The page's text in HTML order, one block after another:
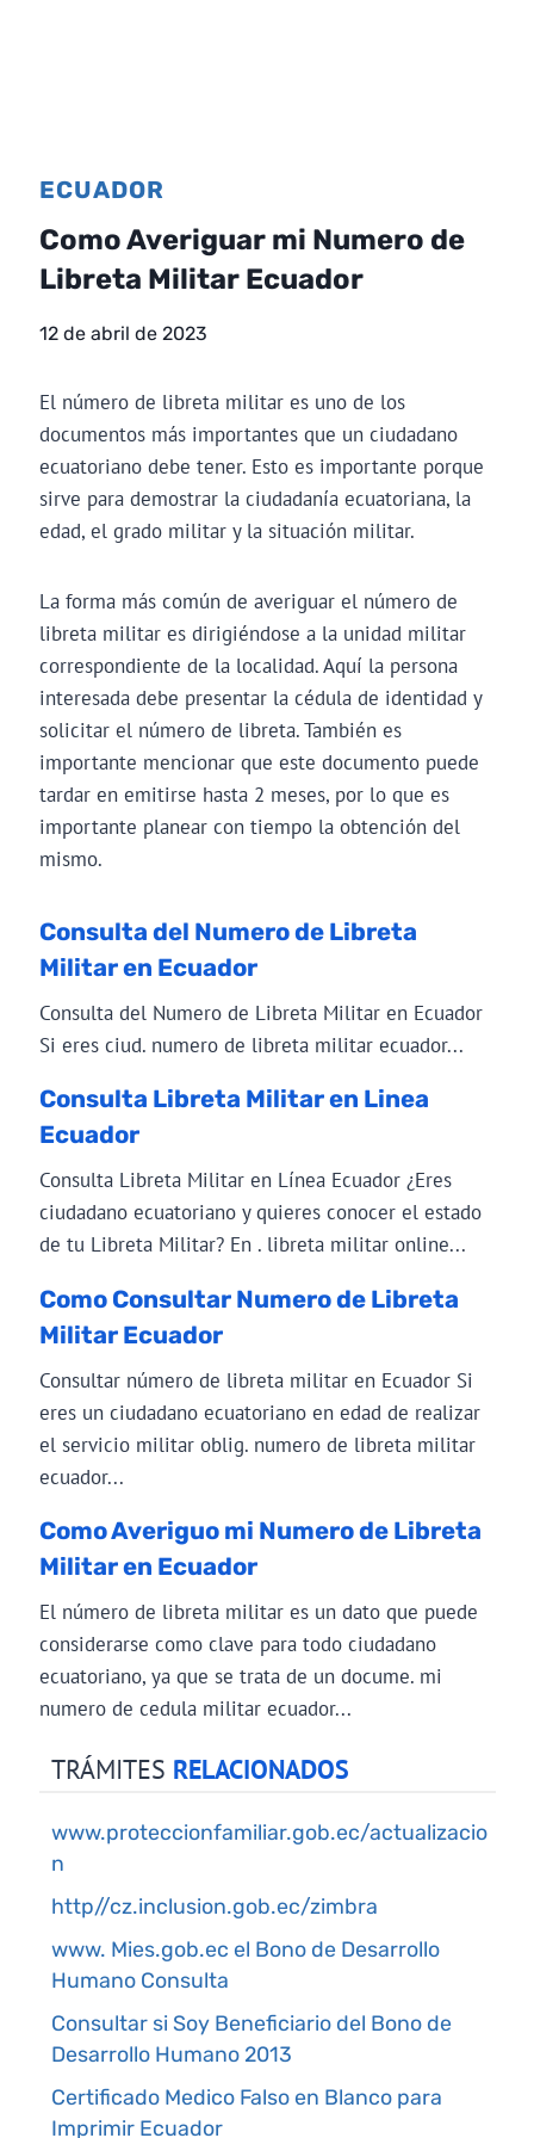
ECUADOR
Como Averiguar mi Numero de
Libreta Militar Ecuador
12 de abril de 2023
El número de libreta militar es uno de los
documentos más importantes que un ciudadano
ecuatoriano debe tener. Esto es importante porque
sirve para demostrar la ciudadanía ecuatoriana, la
edad, el grado militar y la situación militar.
La forma más común de averiguar el número de
libreta militar es dirigiéndose a la unidad militar
correspondiente de la localidad. Aquí la persona
interesada debe presentar la cédula de identidad y
solicitar el número de libreta. También es
importante mencionar que este documento puede
tardar en emitirse hasta 2 meses, por lo que es
importante planear con tiempo la obtención del
mismo.
Consulta del Numero de Libreta
Militar en Ecuador
Consulta del Numero de Libreta Militar en Ecuador
Si eres ciud. numero de libreta militar ecuador...
Consulta Libreta Militar en Linea
Ecuador
Consulta Libreta Militar en Línea Ecuador ¿Eres
ciudadano ecuatoriano y quieres conocer el estado
de tu Libreta Militar? En . libreta militar online...
Como Consultar Numero de Libreta
Militar Ecuador
Consultar número de libreta militar en Ecuador Si
eres un ciudadano ecuatoriano en edad de realizar
el servicio militar oblig. numero de libreta militar
ecuador...
Como Averiguo mi Numero de Libreta
Militar en Ecuador
El número de libreta militar es un dato que puede
considerarse como clave para todo ciudadano
ecuatoriano, ya que se trata de un docume. mi
numero de cedula militar ecuador...
TRÁMITES RELACIONADOS
www.proteccionfamiliar.gob.ec/actualizacio
n
http//cz.inclusion.gob.ec/zimbra
www. Mies.gob.ec el Bono de Desarrollo
Humano Consulta
Consultar si Soy Beneficiario del Bono de
Desarrollo Humano 2013
Certificado Medico Falso en Blanco para
Imprimir Ecuador